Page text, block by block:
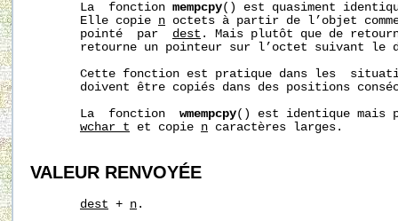
       La  fonction
mempcpy() est quasiment
       Elle copie
n octets à partir de l’objet
       pointé  par
dest . Mais plutôt que de
retourne un pointeur sur l’octet suivant le
Cette fonction est pratique dans les
doivent être copiés dans des positions
       La  fonction
wmempcpy() est identique mais
wchar_t et copie n caractères larges.
VALEUR RENVOYÉE
dest + n .